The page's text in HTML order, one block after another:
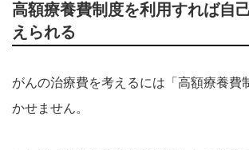
高額療養費制度を利用すれば自
えられる
がんの治療費を考えるには「高額療養費
かせません。